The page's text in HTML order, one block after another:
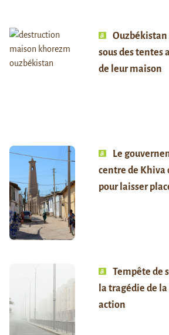
Ouzbékistan
sous des tentes
de leur maison
Le
centre de Khiva
pour laisser
Tempête de
la tragédie de la
action